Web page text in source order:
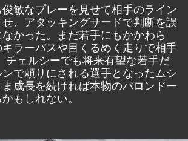
俊敏なプレーを見せて相手のライン
、アタッキングサードで判断を誤
かった。まだ若手にもかかわら
ラーパスや目くるめく走りで相手
チェルシーでも将来有望な若手だ
で頼りにされる選手となったムシ
成長を続ければ本物のバロンドー
もしれない。